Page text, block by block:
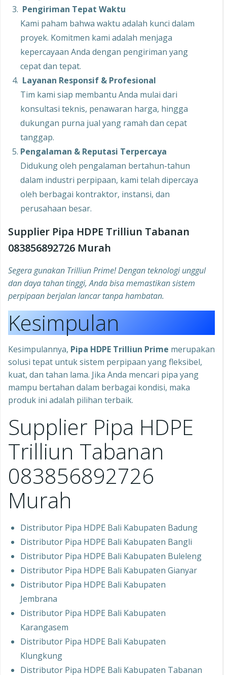
Pengiriman Tepat Waktu
Kami paham bahwa waktu adalah kunci dalam
proyek. Komitmen kami adalah menjaga
kepercayaan Anda dengan pengiriman yang
cepat dan tepat.
Layanan Responsif & Profesional
Tim kami siap membantu Anda mulai dari
konsultasi teknis, penawaran harga, hingga
dukungan purna jual yang ramah dan cepat
tanggap.
Pengalaman & Reputasi Terpercaya
Didukung oleh pengalaman bertahun-tahun
dalam industri perpipaan, kami telah dipercaya
oleh berbagai kontraktor, instansi, dan
perusahaan besar.
Supplier Pipa HDPE Trilliun Tabanan
083856892726 Murah
Segera gunakan Trilliun Prime! Dengan teknologi unggul
dan daya tahan tinggi, Anda bisa memastikan sistem
perpipaan berjalan lancar tanpa hambatan.
Kesimpulan
Kesimpulannya, Pipa HDPE Trilliun Prime merupakan
solusi tepat untuk sistem perpipaan yang fleksibel,
kuat, dan tahan lama. Jika Anda mencari pipa yang
mampu bertahan dalam berbagai kondisi, maka
produk ini adalah pilihan terbaik.
Supplier Pipa HDPE
Trilliun Tabanan
083856892726
Murah
Distributor Pipa HDPE Bali Kabupaten Badung
Distributor Pipa HDPE Bali Kabupaten Bangli
Distributor Pipa HDPE Bali Kabupaten Buleleng
Distributor Pipa HDPE Bali Kabupaten Gianyar
Distributor Pipa HDPE Bali Kabupaten
Jembrana
Distributor Pipa HDPE Bali Kabupaten
Karangasem
Distributor Pipa HDPE Bali Kabupaten
Klungkung
Distributor Pipa HDPE Bali Kabupaten Tabanan